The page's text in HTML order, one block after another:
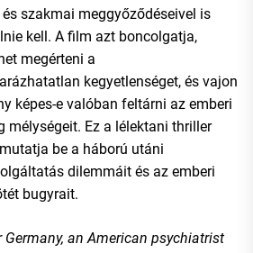
szakmai meggyőződéseivel is
kell. A film azt boncolgatja,
megérteni a
kegyetlenséget, és vajon
képes-e valóban feltárni az emberi
mélységeit. Ez a lélektani thriller
be a háború utáni
dilemmáit és az emberi
bugyrait.
Germany, an American psychiatrist